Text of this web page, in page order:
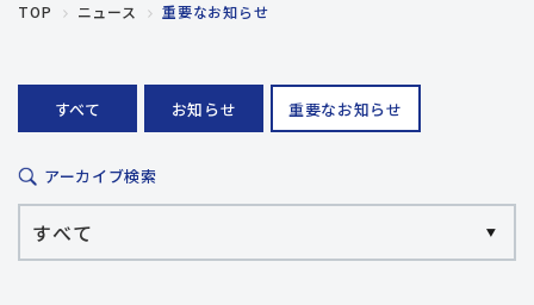
TOP ニュース 重要なお知らせ
すべて お知らせ 重要なお知らせ
アーカイブ検索